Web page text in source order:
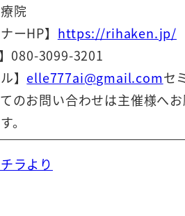
院
ーHP】 https://rihaken.jp/
】080-3099-3201
】 elle777ai@gmail.comセ
のお問い合わせは主催様へ
。
ラより